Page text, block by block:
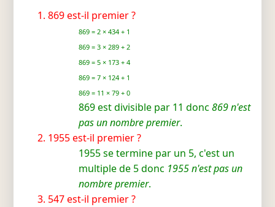
869 est-il premier ?
869 = 2 × 434 + 1
869 = 3 × 289 + 2
869 = 5 × 173 + 4
869 = 7 × 124 + 1
869 = 11 × 79 + 0
869 est divisible par 11 donc 869 n'est
pas un nombre premier.
1955 est-il premier ?
1955 se termine par un 5, c'est un
multiple de 5 donc 1955 n'est pas un
nombre premier.
547 est-il premier ?